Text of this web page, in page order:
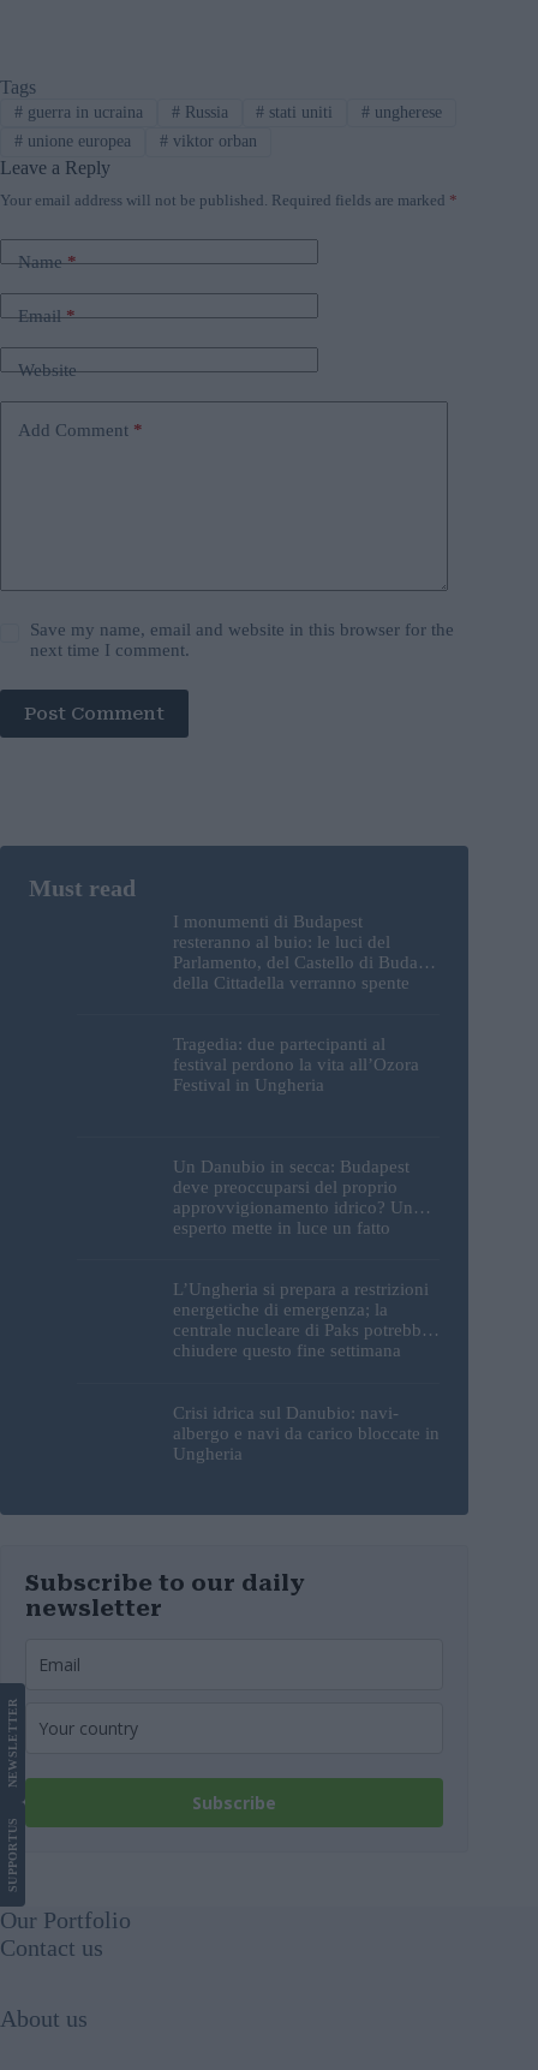
Tags
#guerra in ucraina #Russia # stati uniti # ungherese
#unione europea #viktor orban
Leave a Reply
Your email address will not be published. Required fields are marked *
Name*
Email*
Website
Add Comment *
Save my name, email and website in this browser for the
next time I comment.
Post Comment
I monumenti di Budapest
resteranno al buio: le luci del
Parlamento, del Castello di Buda e
della Cittadella verranno spente
Tragedia: due partecipanti al
festival perdono la vita all’Ozora
Festival in Ungheria
Un Danubio in secca: Budapest
deve preoccuparsi del proprio
approvvigionamento idrico? Un
esperto mette in luce un fatto
L’Ungheria si prepara a restrizioni
energetiche di emergenza; la
centrale nucleare di Paks potrebbe
chiudere questo fine settimana
Crisi idrica sul Danubio: navi-
albergo e navi da carico bloccate in
Ungheria
Subscribe to our daily
newsletter
Subscribe
SUPPORT
US
NEWS
LETTER
Our Portfolio
Contact us
About us